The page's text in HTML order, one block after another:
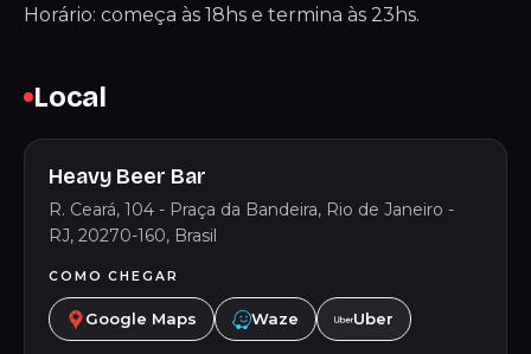
Horário: começa às 18hs e termina às 23hs.
Local
Heavy Beer Bar
R. Ceará, 104 - Praça da Bandeira, Rio de Janeiro -
RJ, 20270-160, Brasil
COMO CHEGAR
Google Maps Waze Uber